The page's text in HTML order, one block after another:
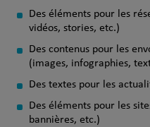
Des éléments pour les
vidéos, stories, etc.)
Des contenus pour les
(images, infographies,
Des textes pour les
Des éléments pour les
bannières, etc.)